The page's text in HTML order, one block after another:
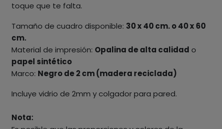
toque que te falta.
Tamaño de cuadro disponible: 30 x 40 cm. o 40 x 60
cm.
Material de impresión: Opalina de alta calidad o
papel sintético
Marco: Negro de 2 cm (madera reciclada)
Incluye vidrio de 2mm y colgador para pared.
Nota: